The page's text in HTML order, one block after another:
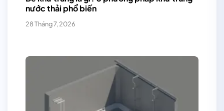
nước thải phổ biến
28 Tháng 7, 2026